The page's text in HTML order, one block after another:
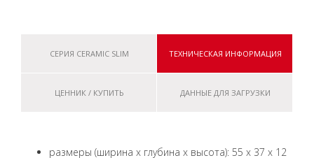
СЕРИЯ CERAMIC SLIM ТЕХНИЧЕСКАЯ ИНФОРМАЦИЯ
ЦЕННИК / КУПИТЬ ДАННЫЕ ДЛЯ ЗАГРУЗКИ
размеры (ширина x глубина x высота): 55 x 37 x 12